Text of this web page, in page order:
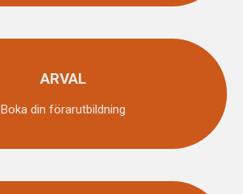
ARVAL
Boka din förarutbildning